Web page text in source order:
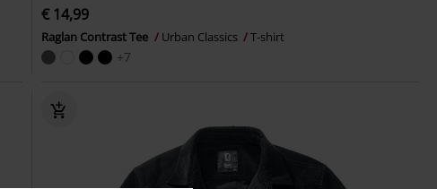
€ 14,99
Raglan Contrast Tee Urban Classics T-shirt
+7